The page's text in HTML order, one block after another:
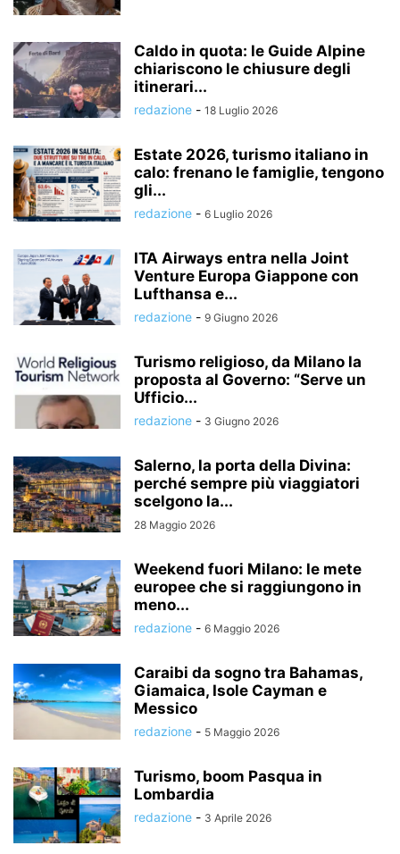
Caldo in quota: le Guide Alpine
chiariscono le chiusure degli
itinerari...
redazione - 18 Luglio 2026
Estate 2026, turismo italiano in
calo: frenano le famiglie, tengono
gli...
redazione - 6 Luglio 2026
ITA Airways entra nella Joint
Venture Europa Giappone con
Lufthansa e...
redazione - 9 Giugno 2026
Turismo religioso, da Milano la
proposta al Governo: “Serve un
Ufficio...
redazione - 3 Giugno 2026
Salerno, la porta della Divina:
perché sempre più viaggiatori
scelgono la...
28 Maggio 2026
Weekend fuori Milano: le mete
europee che si raggiungono in
meno...
redazione - 6 Maggio 2026
Caraibi da sogno tra Bahamas,
Giamaica, Isole Cayman e
Messico
redazione - 5 Maggio 2026
Turismo, boom Pasqua in
Lombardia
redazione - 3 Aprile 2026